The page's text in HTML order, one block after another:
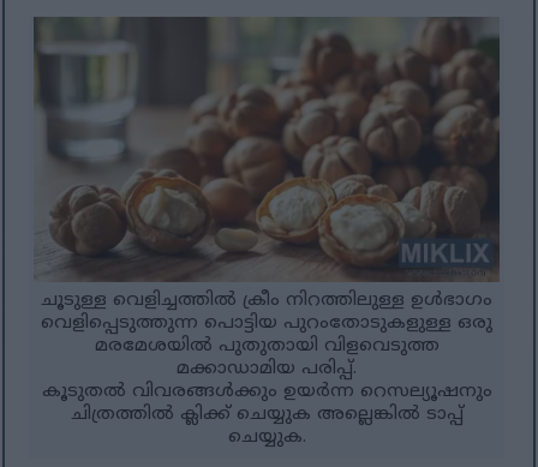
ചൂടുള്ള വെളിച്ചത്തിൽ ക്രീം നിറത്തിലുള്ള ഉൾഭാഗം
വെളിപ്പെടുത്തുന്ന പൊട്ടിയ പുറംതോടുകളുള്ള ഒരു
മരമേശയിൽ പുതുതായി വിളവെടുത്ത
മക്കാഡാമിയ പരിപ്പ്.
കൂടുതൽ വിവരങ്ങൾക്കും ഉയർന്ന റെസല്യൂഷനും
ചിത്രത്തിൽ ക്ലിക്ക് ചെയ്യുക അല്ലെങ്കിൽ ടാപ്പ്
ചെയ്യുക.